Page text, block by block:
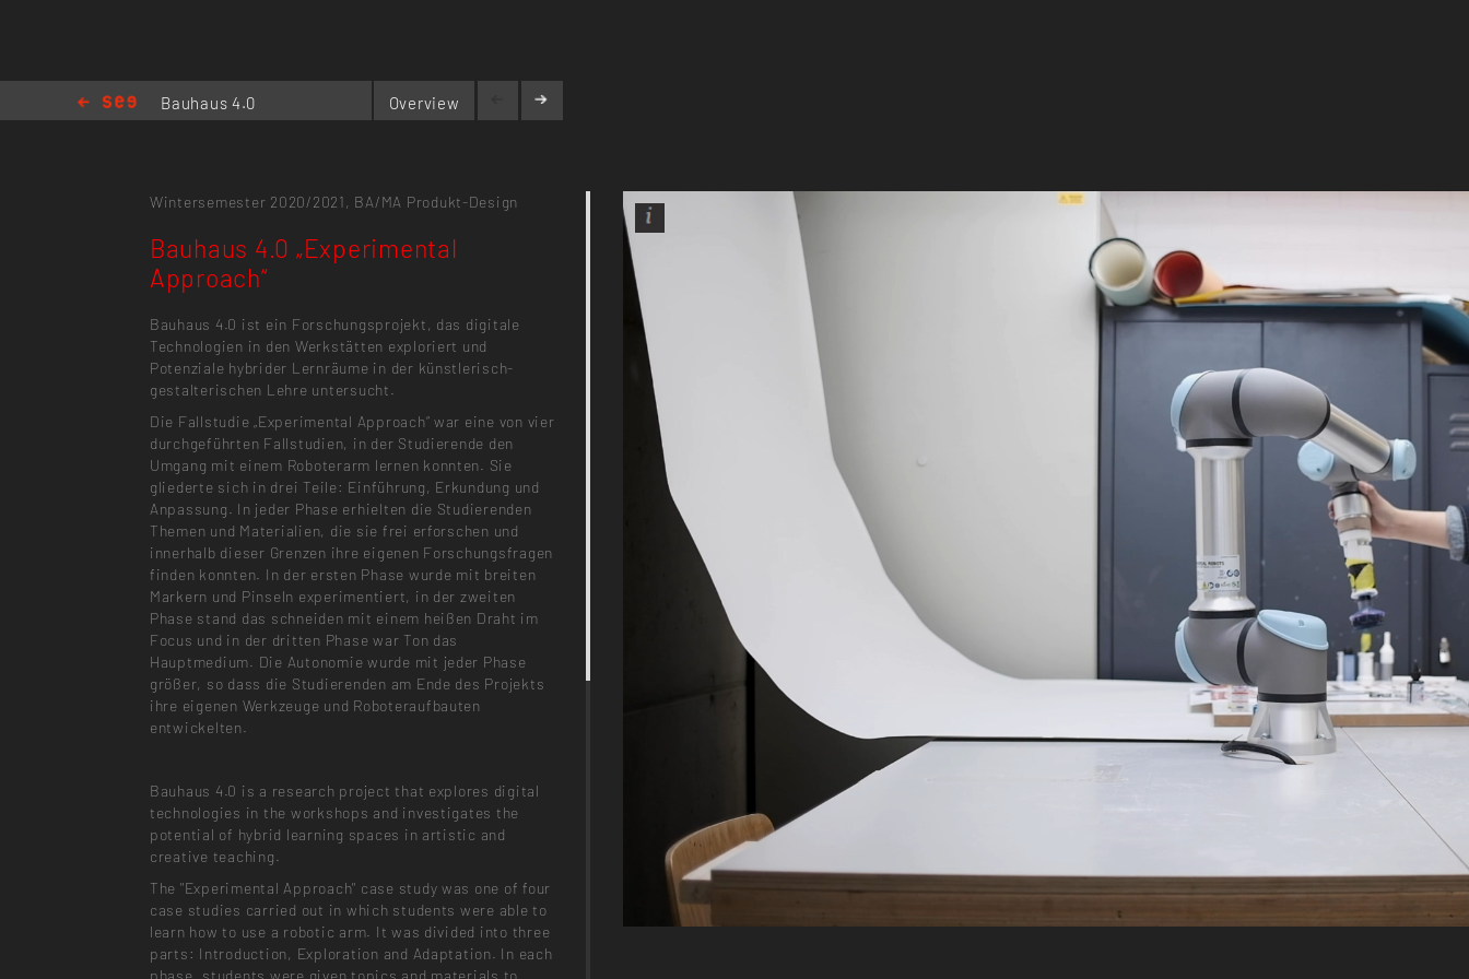
Bauhaus 4.0
Overview
Wintersemester 2020/2021, BA/MA Produkt-Design
Bauhaus 4.0 „Experimental
Approach“
Bauhaus 4.0 ist ein Forschungsprojekt, das digitale
Technologien in den Werkstätten exploriert und
Potenziale hybrider Lernräume in der künstlerisch-
gestalterischen Lehre untersucht.
Die Fallstudie „Experimental Approach“ war eine von vier
durchgeführten Fallstudien, in der Studierende den
Umgang mit einem Roboterarm lernen konnten. Sie
gliederte sich in drei Teile: Einführung, Erkundung und
Anpassung. In jeder Phase erhielten die Studierenden
Themen und Materialien, die sie frei erforschen und
innerhalb dieser Grenzen ihre eigenen Forschungsfragen
finden konnten. In der ersten Phase wurde mit breiten
Markern und Pinseln experimentiert, in der zweiten
Phase stand das schneiden mit einem heißen Draht im
Focus und in der dritten Phase war Ton das
Hauptmedium. Die Autonomie wurde mit jeder Phase
größer, so dass die Studierenden am Ende des Projekts
ihre eigenen Werkzeuge und Roboteraufbauten
entwickelten.
Bauhaus 4.0 is a research project that explores digital
technologies in the workshops and investigates the
potential of hybrid learning spaces in artistic and
creative teaching.
The "Experimental Approach" case study was one of four
case studies carried out in which students were able to
learn how to use a robotic arm. It was divided into three
parts: Introduction, Exploration and Adaptation. In each